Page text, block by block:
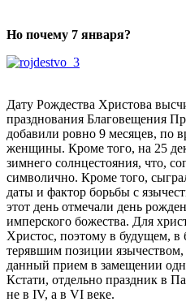
Но почему 7 января?
Дату Рождества Христова
празднования Благовещения
добавили ровно 9 месяцев, по
женщины. Кроме того, на 25
зимнего солнцестояния, что,
символично. Кроме того,
даты и фактор борьбы с
этот день отмечали день
имперского божества. Для
Христос, поэтому в будущем, в
терявшим позиции язычеством,
данный прием в замещении
Кстати, отдельно праздник в
не в IV, а в VI веке.